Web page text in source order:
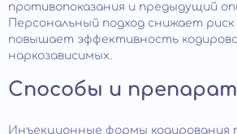
противопоказания и предыдущий
Персональный подход снижает
повышает эффективность
наркозависимых.
Способы и
Инъекционные формы кодирования